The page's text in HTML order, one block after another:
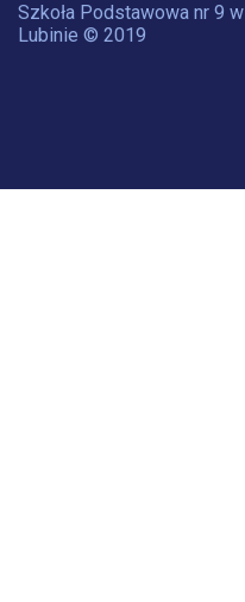
Szkoła Podstawowa nr 9 w
Lubinie © 2019